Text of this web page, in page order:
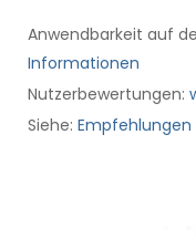
Anwendbarkeit auf
Informationen
Nutzerbewertungen:
Siehe: